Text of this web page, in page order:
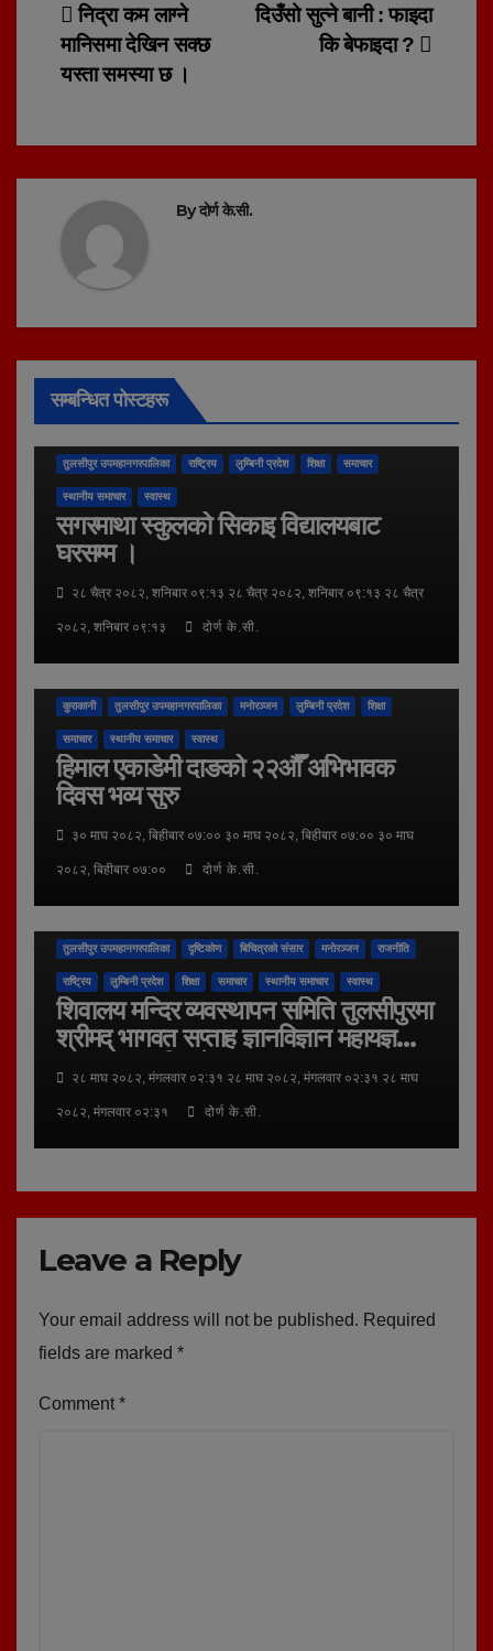
Post
navigation
दिउँसो सुत्ने बानी : फाइदा
कि बेफाइदा ?
निद्रा कम लाग्ने
मानिसमा देखिन सक्छ
यस्ता समस्या छ ।
Byदोर्ण के.सी.
सम्बन्धित पोस्टहरू
तुलसीपुर उपमहानगरपालिका राष्ट्रिय लुम्बिनी प्रदेश शिक्षा समाचार
स्थानीय समाचार स्वास्थ
सगरमाथा स्कुलको सिकाइ विद्यालयबाट
घरसम्म ।
२८ चैत्र २०८२, शनिबार ०९:१३ २८ चैत्र २०८२, शनिबार ०९:१३ २८ चैत्र
२०८२, शनिबार ०९:१३ दोर्ण के.सी.
कुराकानी तुलसीपुर उपमहानगरपालिका मनाेरञ्जन लुम्बिनी प्रदेश शिक्षा
समाचार स्थानीय समाचार स्वास्थ
हिमाल एकाडेमी दाङको २२औँ अभिभावक
दिवस भव्य सुरु
३० माघ २०८२, बिहीबार ०७:०० ३० माघ २०८२, बिहीबार ०७:०० ३० माघ
२०८२, बिहीबार ०७:०० दोर्ण के.सी.
तुलसीपुर उपमहानगरपालिका दृष्टिकोण बिचित्रकाे संसार मनाेरञ्जन राजनीति
राष्ट्रिय लुम्बिनी प्रदेश शिक्षा समाचार स्थानीय समाचार स्वास्थ
शिवालय मन्दिर व्यवस्थापन समिति तुलसीपुरमा
श्रीमद् भागवत सप्ताह ज्ञानविज्ञान महायज्ञ
धनधान्यचल पितृमाेक्ष तथा शालग्राम
पुजार्चना-२०८२ सञ्चालन
२८ माघ २०८२, मंगलवार ०२:३१ २८ माघ २०८२, मंगलवार ०२:३१ २८ माघ
२०८२, मंगलवार ०२:३१ दोर्ण के.सी.
Leave a Reply
Your email address will not be published. Required
fields are marked *
Comment*